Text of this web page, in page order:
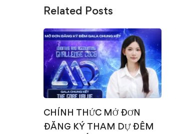
Related Posts
CHÍNH THỨC MỞ ĐƠN
ĐĂNG KÝ THAM DỰ ĐÊM